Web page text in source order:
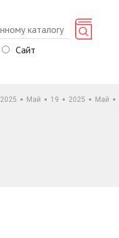
Сайт
2025 Май 19 2025 Май